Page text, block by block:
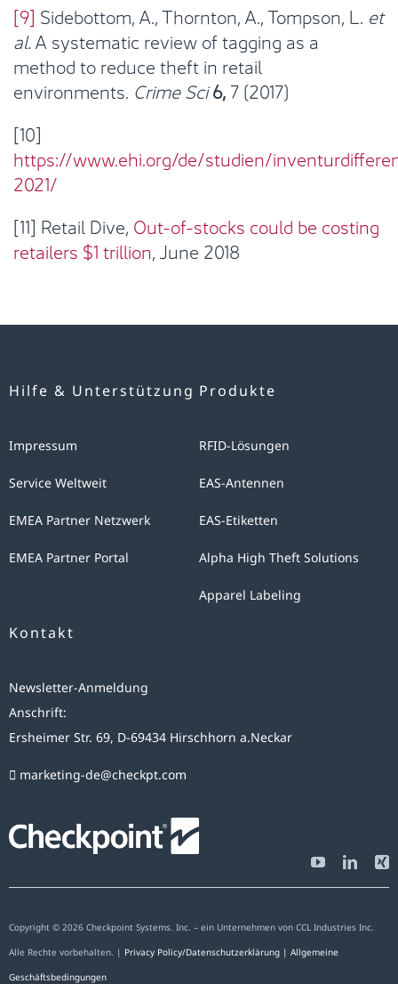
[9] Sidebottom, A., Thornton, A., Tompson, L. et
al.A systematic review of tagging as a
method to reduce theft in retail
environments. Crime Sci6,7 (2017)
[10]
https://www.ehi.org/de/studien/
2021/
[11] Retail Dive, Out-of-stocks could be costing
retailers $1 trillion, June 2018
Produkte
RFID-Lösungen
EAS-Antennen
EAS-Etiketten
Alpha High Theft Solutions
Apparel Labeling
Hilfe & Unterstützung
Impressum
Service Weltweit
EMEA Partner Netzwerk
EMEA Partner Portal
Kontakt
Newsletter-Anmeldung
Anschrift:
Ersheimer Str. 69, D-69434 Hirschhorn a.Neckar
marketing-de@checkpt.com
Copyright © 2026 Checkpoint Systems. Inc. – ein Unternehmen von CCL Industries Inc.
Alle Rechte vorbehalten. | Privacy Policy/Datenschutzerklärung | Allgemeine
Geschäftsbedingungen